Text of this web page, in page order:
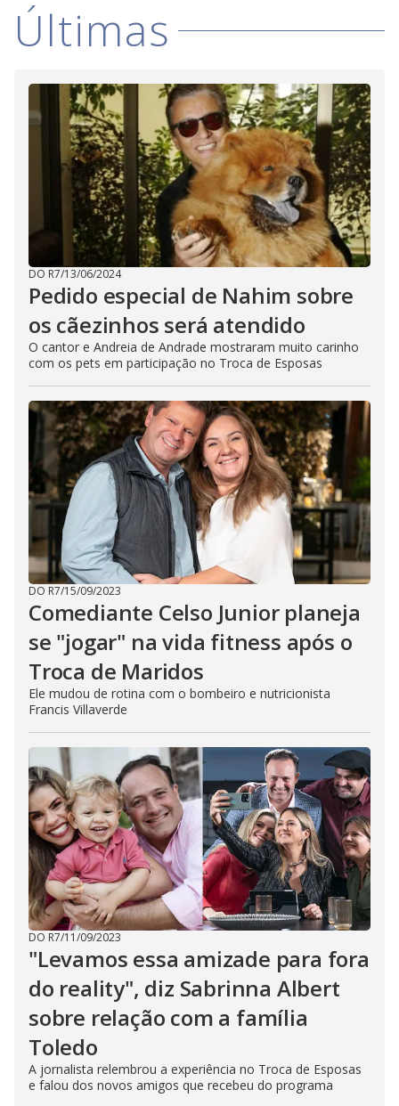
Últimas
DO R7/13/06/2024
Pedido especial de Nahim sobre
os cãezinhos será atendido
O cantor e Andreia de Andrade mostraram muito carinho
com os pets em participação no Troca de Esposas
DO R7/15/09/2023
Comediante Celso Junior planeja
se "jogar" na vida fitness após o
Troca de Maridos
Ele mudou de rotina com o bombeiro e nutricionista
Francis Villaverde
DO R7/11/09/2023
"Levamos essa amizade para fora
do reality", diz Sabrinna Albert
sobre relação com a família
Toledo
A jornalista relembrou a experiência no Troca de Esposas
e falou dos novos amigos que recebeu do programa